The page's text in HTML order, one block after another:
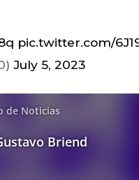
pic.twitter.com/
July 5, 2023